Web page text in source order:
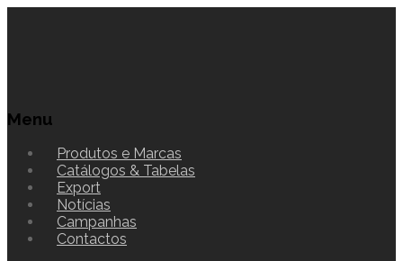
Menu
Produtos e Marcas
Catálogos & Tabelas
Export
Notícias
Campanhas
Contactos